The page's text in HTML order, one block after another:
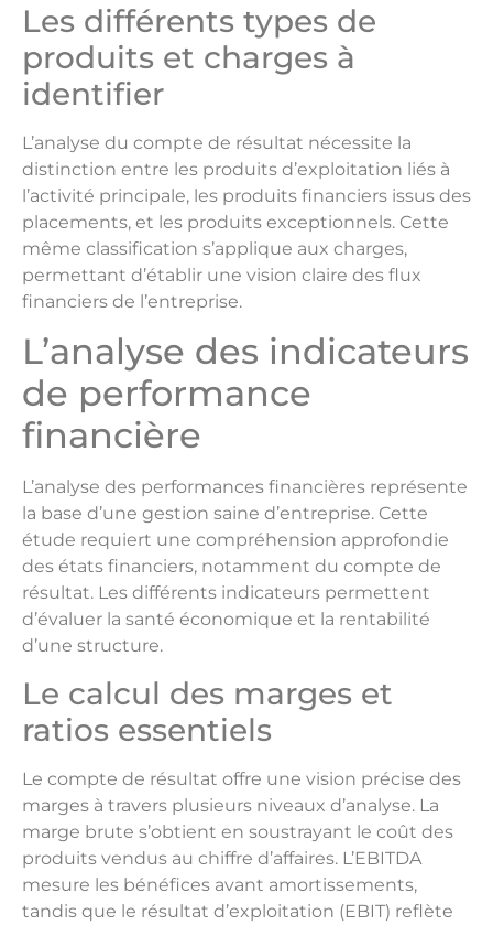
Les différents types de
produits et charges à
identifier
L’analyse du compte de résultat nécessite la
distinction entre les produits d’exploitation liés à
l’activité principale, les produits financiers issus des
placements, et les produits exceptionnels. Cette
même classification s’applique aux charges,
permettant d’établir une vision claire des flux
financiers de l’entreprise.
L’analyse des indicateurs
de performance
financière
L’analyse des performances financières représente
la base d’une gestion saine d’entreprise. Cette
étude requiert une compréhension approfondie
des états financiers, notamment du compte de
résultat. Les différents indicateurs permettent
d’évaluer la santé économique et la rentabilité
d’une structure.
Le calcul des marges et
ratios essentiels
Le compte de résultat offre une vision précise des
marges à travers plusieurs niveaux d’analyse. La
marge brute s’obtient en soustrayant le coût des
produits vendus au chiffre d’affaires. L’EBITDA
mesure les bénéfices avant amortissements,
tandis que le résultat d’exploitation (EBIT) reflète